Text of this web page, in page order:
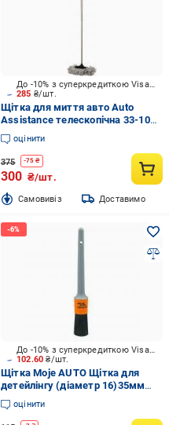
285 ₴/шт.
До -10% з суперкредиткою Visa Вигода
Щітка для миття авто Auto
Assistance телескопічна 33-107
см АА107MW
оцінити
375 -75 ₴
300 ₴/шт.
Cамовивіз Доставимо
102.60₴/шт.
До -10% з суперкредиткою Visa Вигода
Щітка Moje AUTO Щітка для
детейлінгу (діаметр 16)35мм
Moje Auto 19-659
оцінити